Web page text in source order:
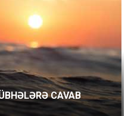
CAVAB